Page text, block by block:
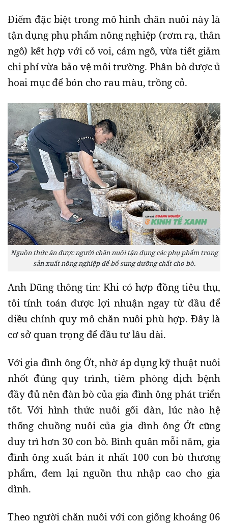
Điểm đặc biệt trong mô hình chăn nuôi này là
tận dụng phụ phẩm nông nghiệp (rơm rạ, thân
ngô) kết hợp với cỏ voi, cám ngô, vừa tiết giảm
chi phí vừa bảo vệ môi trường. Phân bò được ủ
hoai mục để bón cho rau màu, trồng cỏ.
Nguồn thức ăn được người chăn nuôi tận dụng các phụ phẩm trong
sản xuất nông nghiệp để bổ sung dưỡng chất cho bò.
Anh Dũng thông tin: Khi có hợp đồng tiêu thụ,
tôi tính toán được lợi nhuận ngay từ đầu để
điều chỉnh quy mô chăn nuôi phù hợp. Đây là
cơ sở quan trọng để đầu tư lâu dài.
Với gia đình ông Ớt, nhờ áp dụng kỹ thuật nuôi
nhốt đúng quy trình, tiêm phòng dịch bệnh
đầy đủ nên đàn bò của gia đình ông phát triển
tốt. Với hình thức nuôi gối đàn, lúc nào hệ
thống chuồng nuôi của gia đình ông Ớt cũng
duy trì hơn 30 con bò. Bình quân mỗi năm, gia
đình ông xuất bán ít nhất 100 con bò thương
phẩm, đem lại nguồn thu nhập cao cho gia
đình.
Theo người chăn nuôi với con giống khoảng 06